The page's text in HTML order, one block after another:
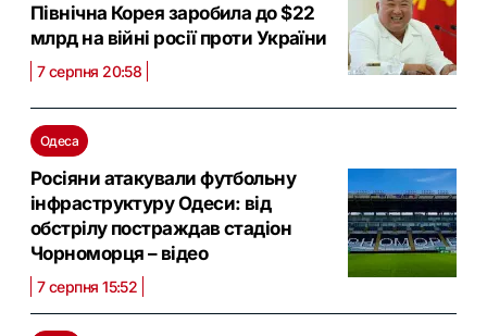
Північна Корея заробила до $22
млрд на війні росії проти України
7 серпня 20:58
Одеса
Росіяни атакували футбольну
інфраструктуру Одеси: від
обстрілу постраждав стадіон
Чорноморця – відео
7 серпня 15:52